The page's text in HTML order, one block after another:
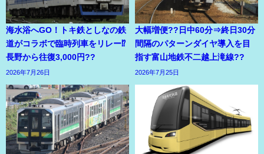
海水浴へGO！トキ鉄としなの鉄
道がコラボで臨時列車をリレー⁉
長野から往復3,000円??
2026年7月26日
大幅増便??日中60分⇒終日30分
間隔のパターンダイヤ導入を目
指す富山地鉄不二越上滝線??
2026年7月25日